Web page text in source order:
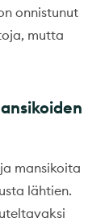
onnistunut
mutta
mansikoita
lähtien.